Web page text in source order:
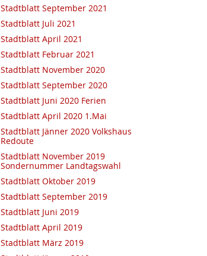
Stadtblatt September 2021
Stadtblatt Juli 2021
Stadtblatt April 2021
Stadtblatt Februar 2021
Stadtblatt November 2020
Stadtblatt September 2020
Stadtblatt Juni 2020 Ferien
Stadtblatt April 2020 1.Mai
Stadtblatt Jänner 2020 Volkshaus
Redoute
Stadtblatt November 2019
Sondernummer Landtagswahl
Stadtblatt Oktober 2019
Stadtblatt September 2019
Stadtblatt Juni 2019
Stadtblatt April 2019
Stadtblatt März 2019